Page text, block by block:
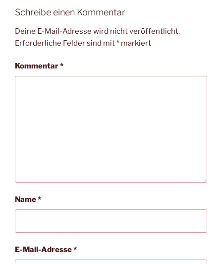
Schreibe einen Kommentar
Deine E-Mail-Adresse wird nicht veröffentlicht.
Erforderliche Felder sind mit* markiert
Kommentar*
Name*
E-Mail-Adresse*